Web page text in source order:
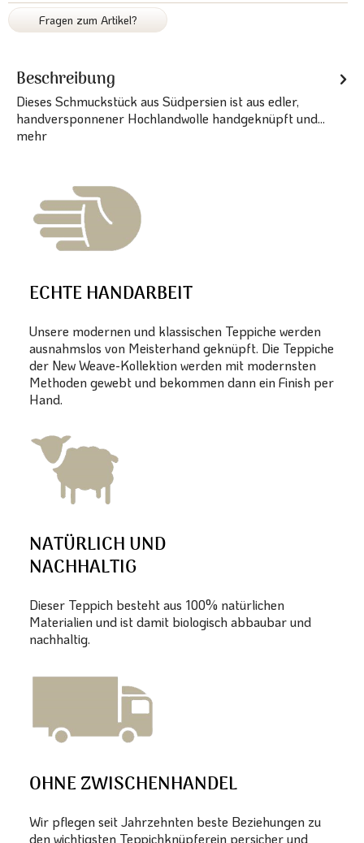
Fragen zum Artikel?
Beschreibung
Dieses Schmuckstück aus Südpersien ist aus edler,
handversponnener Hochlandwolle handgeknüpft und...
mehr
ECHTE HANDARBEIT
Unsere modernen und klassischen Teppiche werden
ausnahmslos von Meisterhand geknüpft. Die Teppiche
der New Weave-Kollektion werden mit modernsten
Methoden gewebt und bekommen dann ein Finish per
Hand.
NATÜRLICH UND
NACHHALTIG
Dieser Teppich besteht aus 100% natürlichen
Materialien und ist damit biologisch abbaubar und
nachhaltig.
OHNE ZWISCHENHANDEL
Wir pflegen seit Jahrzehnten beste Beziehungen zu
den wichtigsten Teppichknüpferein persicher und